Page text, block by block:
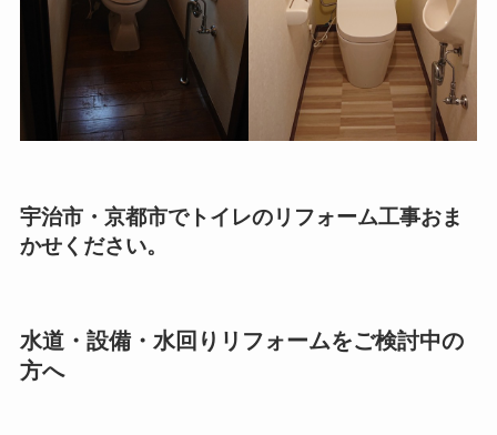
宇治市・京都市でトイレのリフォーム工事おま
かせください。
水道・設備・水回りリフォームをご検討中の
方へ